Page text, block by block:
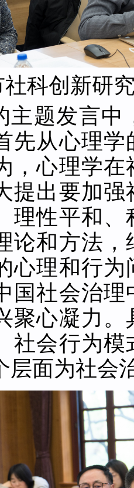
社科创新研
主题发言中
先从心理
，心理学
提出要加
理性平和
论和方法
心理和行
国社会治
聚心凝力
社会行为
层面为社会